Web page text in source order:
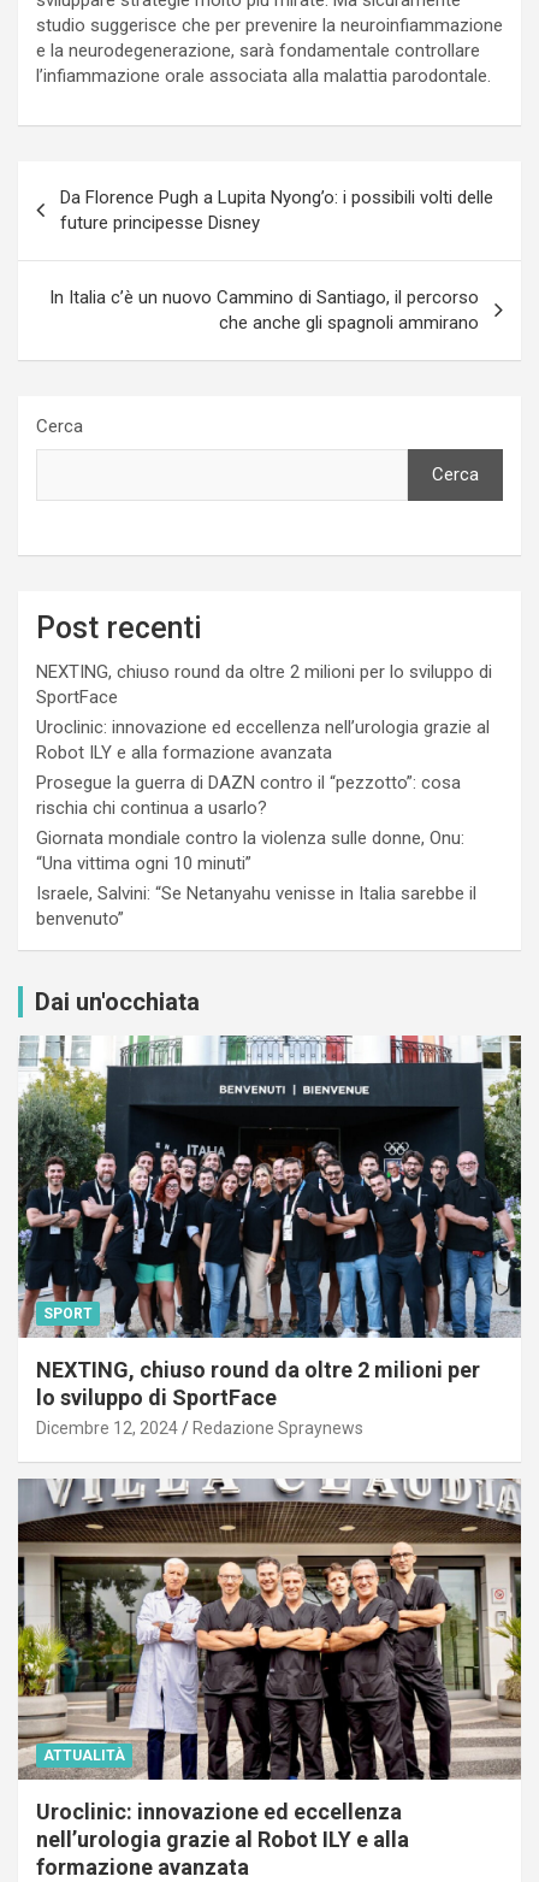
studio suggerisce che per prevenire la neuroinfiammazione
e la neurodegenerazione, sarà fondamentale controllare
l’infiammazione orale associata alla malattia parodontale.
articoli
Da Florence Pugh a Lupita Nyong’o: i possibili volti delle
future principesse Disney
In Italia c’è un nuovo Cammino di Santiago, il percorso
che anche gli spagnoli ammirano
Cerca
Cerca
Post recenti
NEXTING, chiuso round da oltre 2 milioni per lo sviluppo di
SportFace
Uroclinic: innovazione ed eccellenza nell’urologia grazie al
Robot ILY e alla formazione avanzata
Prosegue la guerra di DAZN contro il “pezzotto”: cosa
rischia chi continua a usarlo?
Giornata mondiale contro la violenza sulle donne, Onu:
“Una vittima ogni 10 minuti”
Israele, Salvini: “Se Netanyahu venisse in Italia sarebbe il
benvenuto”
Dai un'occhiata
SPORT
NEXTING, chiuso round da oltre 2 milioni per
lo sviluppo di SportFace
Dicembre 12, 2024 Redazione Spraynews
ATTUALITÀ
Uroclinic: innovazione ed eccellenza
nell’urologia grazie al Robot ILY e alla
formazione avanzata